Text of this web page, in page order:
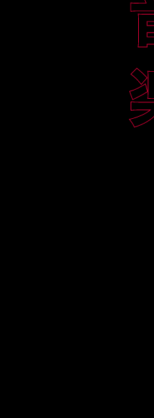
Гайд как писать тексты, чтобы